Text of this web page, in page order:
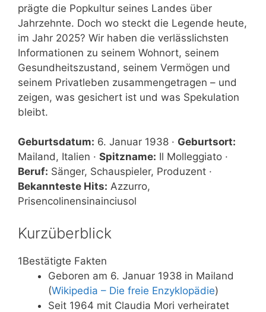
prägte die Popkultur seines Landes über
Jahrzehnte. Doch wo steckt die Legende heute,
im Jahr 2025? Wir haben die verlässlichsten
Informationen zu seinem Wohnort, seinem
Gesundheitszustand, seinem Vermögen und
seinem Privatleben zusammengetragen – und
zeigen, was gesichert ist und was Spekulation
bleibt.
Geburtsdatum: 6. Januar 1938 · Geburtsort:
Mailand, Italien · Spitzname: Il Molleggiato ·
Beruf: Sänger, Schauspieler, Produzent ·
Bekannteste Hits: Azzurro,
Prisencolinensinainciusol
Kurzüberblick
1Bestätigte Fakten
Geboren am 6. Januar 1938 in Mailand
(Wikipedia – Die freie Enzyklopädie)
Seit 1964 mit Claudia Mori verheiratet